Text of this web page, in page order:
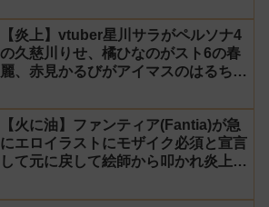
【炎上】vtuber星川サラがペルソナ4
の久慈川りせ、橘ひなのがスト6の春
麗、赤見かるびがアイマスのはるちは
【火に油】ファンティア(Fantia)が急
にエロイラストにモザイク必須と宣言
して元に戻して絵師から叩かれ炎上し